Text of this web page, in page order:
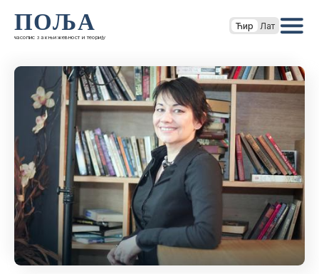
ПОЉА
часопис за књижевност и теорију
Ћир Лат